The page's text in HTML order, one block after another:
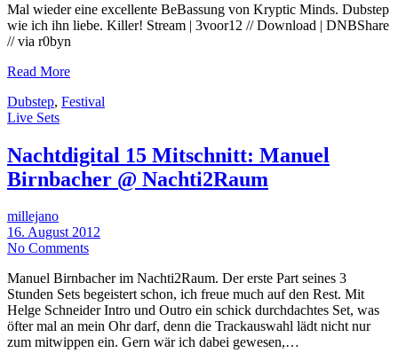
Mal wieder eine excellente BeBassung von Kryptic Minds. Dubstep
wie ich ihn liebe. Killer! Stream | 3voor12 // Download | DNBShare
// via r0byn
Read More
Dubstep, Festival
Live Sets
Nachtdigital 15 Mitschnitt: Manuel
Birnbacher @ Nachti2Raum
millejano
16. August 2012
No Comments
Manuel Birnbacher im Nachti2Raum. Der erste Part seines 3
Stunden Sets begeistert schon, ich freue much auf den Rest. Mit
Helge Schneider Intro und Outro ein schick durchdachtes Set, was
öfter mal an mein Ohr darf, denn die Trackauswahl lädt nicht nur
zum mitwippen ein. Gern wär ich dabei gewesen,…